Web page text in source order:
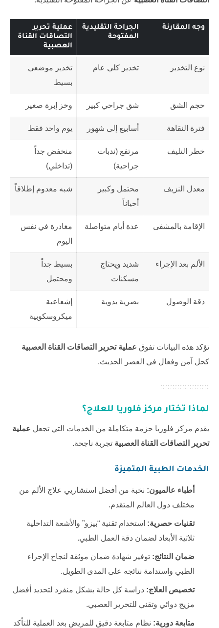
وجه المقارنة
الجراحة التقليدية
المفتوحة
عملية تحرير
التصاقات القناة
العصبية
نوع التخدير تخدير كلي عام
تخدير موضعي
بسيط
حجم الشق شق جراحي كبير وخز إبرة صغير
فترة النقاهة أسابيع إلى شهور يوم واحد فقط
خطر التليف
مرتفع (ندبات
جراحية)
منخفض جداً
(تداخلي)
معدل النزيف
محتمل وكبير
أحياناً
شبه معدوم إطلاقاً
الإقامة بالمشفى عدة أيام متواصلة
مغادرة في نفس
اليوم
الألم بعد الإجراء
شديد ويحتاج
مسكنات
بسيط جداً
ومحتمل
دقة الوصول بصرية يدوية
إشعاعية
ميكروسكوبية
تؤكد هذه البيانات تفوق عملية تحرير التصاقات القناة العصبية
كحل آمن وفعال في العصر الحديث.
لماذا تختار مركز فلوريا للعلاج؟
يقدم مركز فلوريا حزمة متكاملة من الخدمات التي تجعل عملية
تحرير التصاقات القناة العصبية تجربة ناجحة.
الخدمات الطبية المتميزة
أطباء عالميون: نخبة من أفضل استشاريي علاج الألم من
مختلف دول العالم المتقدم.
تقنيات حصرية: استخدام تقنية “بيزو” والأشعة التداخلية
ثلاثية الأبعاد لضمان دقة العمل الطبي.
ضمان النتائج: توفير شهادة ضمان موثقة لنجاح الإجراء
الطبي واستدامة نتائجه على المدى الطويل.
تخصيص العلاج: دراسة كل حالة بشكل منفرد لتحديد أفضل
مزيج دوائي وتقني للتحرير العصبي.
متابعة دورية: نظام متابعة دقيق للمريض بعد العملية للتأكد